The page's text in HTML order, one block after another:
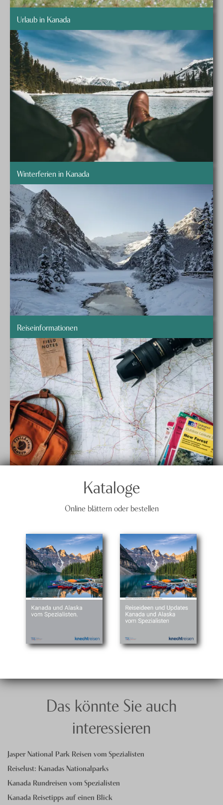
Urlaub in Kanada
Winterferien in Kanada
Reiseinformationen
Kataloge
Online blättern oder bestellen
Das könnte Sie auch
interessieren
Jasper National Park Reisen vom Spezialisten
Reiselust: Kanadas Nationalparks
Kanada Rundreisen vom Spezialisten
Kanada Reisetipps auf einen Blick